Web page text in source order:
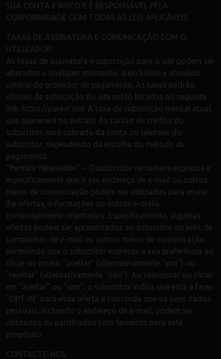
SUA CONTA E RISCO E É RESPONSÁVEL PELA
CONFORMIDADE COM TODAS AS LEIS APLICÁVEIS.
TAXAS DE ASSINATURA E COMUNICAÇÃO COM O
UTILIZADOR
As taxas de assinatura e subscrição para o site podem ser
alteradas a qualquer momento, a exclusivo e absoluto
critério do provedor de pagamento. As taxas padrão
oficiais de subscrição do site estão listadas no seguinte
link: https://purevr.site. A taxa de subscrição mensal atual,
que aparecerá no extrato do cartão de crédito do
subscritor, será cobrada da conta ou telefone do
subscritor, dependendo da escolha do método de
pagamento.
"Permitir Newsletter" – O subscritor reconhece expressa e
especificamente que o seu endereço de e-mail ou outros
meios de comunicação podem ser utilizados para enviar-
lhe ofertas, informações ou outros e-mails
comercialmente orientados. Especificamente, algumas
ofertas podem ser apresentadas ao subscritor através de
campanhas de e-mail ou outros meios de comunicação,
permitindo que o subscritor expresse a sua preferência ao
clicar ou inserir "aceitar" (alternativamente "sim") ou
"rejeitar" (alternativamente "não"). Ao selecionar ou clicar
em "aceitar" ou "sim", o subscritor indica que está a fazer
"OPT-IN" para essa oferta e concorda que os seus dados
pessoais, incluindo o endereço de e-mail, podem ser
utilizados ou partilhados com terceiros para este
propósito.
CONTACTE-NOS